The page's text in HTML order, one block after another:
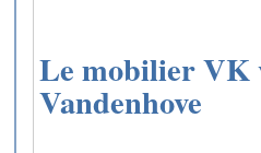
Le mobilier VK
Vandenhove